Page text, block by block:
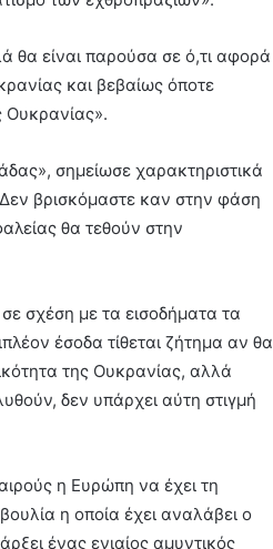
θα είναι παρούσα σε ό,τι αφορά
και βεβαίως όποτε
Ουκρανίας».
σημείωσε χαρακτηριστικά
βρισκόμαστε καν στην φάση
θα τεθούν στην
σε σχέση με τα εισοδήματα τα
έσοδα τίθεται ζήτημα αν θα
της Ουκρανίας, αλλά
δεν υπάρχει αύτη στιγμή
η Ευρώπη να έχει τη
η οποία έχει αναλάβει ο
ένας ενιαίος αμυντικός